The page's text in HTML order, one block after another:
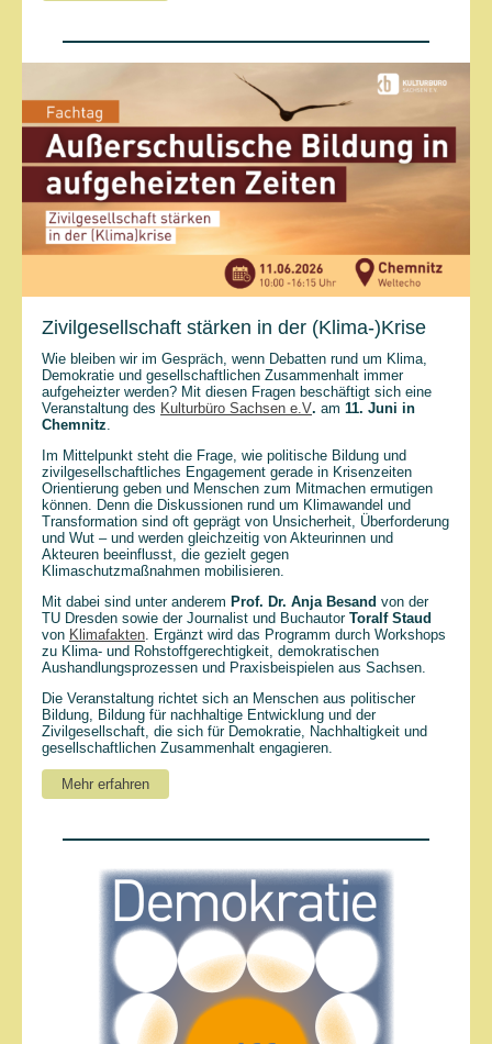
Zivilgesellschaft stärken in der (Klima-)Krise
Wie bleiben wir im Gespräch, wenn Debatten rund um Klima,
Demokratie und gesellschaftlichen Zusammenhalt immer
aufgeheizter werden? Mit diesen Fragen beschäftigt sich eine
Veranstaltung des Kulturbüro Sachsen e.V. am 11. Juni in
Chemnitz.
Im Mittelpunkt steht die Frage, wie politische Bildung und
zivilgesellschaftliches Engagement gerade in Krisenzeiten
Orientierung geben und Menschen zum Mitmachen ermutigen
können. Denn die Diskussionen rund um Klimawandel und
Transformation sind oft geprägt von Unsicherheit, Überforderung
und Wut – und werden gleichzeitig von Akteurinnen und
Akteuren beeinflusst, die gezielt gegen
Klimaschutzmaßnahmen mobilisieren.
Mit dabei sind unter anderem Prof. Dr. Anja Besand von der
TU Dresden sowie der Journalist und Buchautor Toralf Staud
von Klimafakten. Ergänzt wird das Programm durch Workshops
zu Klima- und Rohstoffgerechtigkeit, demokratischen
Aushandlungsprozessen und Praxisbeispielen aus Sachsen.
Die Veranstaltung richtet sich an Menschen aus politischer
Bildung, Bildung für nachhaltige Entwicklung und der
Zivilgesellschaft, die sich für Demokratie, Nachhaltigkeit und
gesellschaftlichen Zusammenhalt engagieren.
Mehr erfahren